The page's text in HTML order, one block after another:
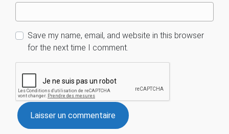
Save my name, email, and website in this browser
for the next time I comment.